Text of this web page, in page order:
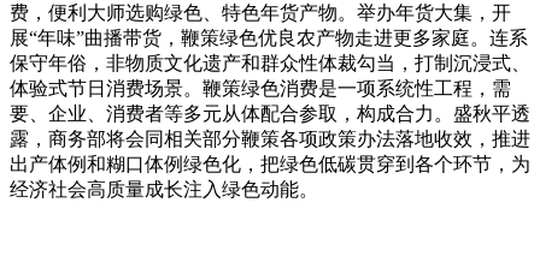
费，便利大师选购绿色、特色年货产物。举办年货大集，开
展“年味”曲播带货，鞭策绿色优良农产物走进更多家庭。连系
保守年俗，非物质文化遗产和群众性体裁勾当，打制沉浸式、
体验式节日消费场景。鞭策绿色消费是一项系统性工程，需
要、企业、消费者等多元从体配合参取，构成合力。盛秋平透
露，商务部将会同相关部分鞭策各项政策办法落地收效，推进
出产体例和糊口体例绿色化，把绿色低碳贯穿到各个环节，为
经济社会高质量成长注入绿色动能。